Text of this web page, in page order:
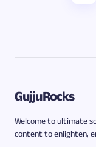
GujjuRocks
Welcome to ultimate
content to enlighten,